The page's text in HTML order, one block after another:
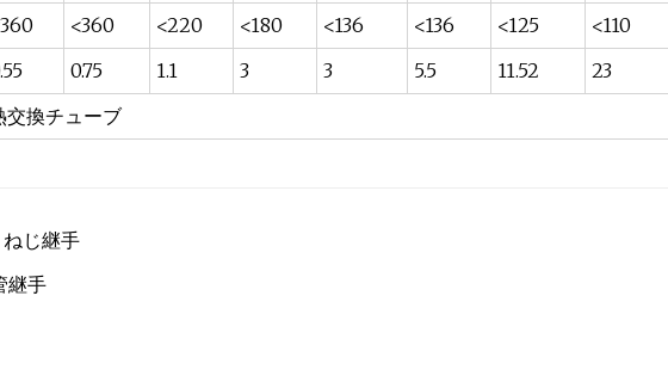
<360 <220 <180 <136 <136 <125
<110
0.75 1.1 3 3 5.5 11.52
23
交換チューブ
じ継手
継手